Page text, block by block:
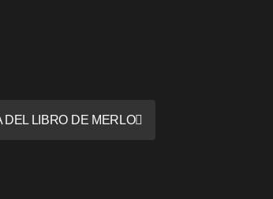
DEL LIBRO DE MERLO